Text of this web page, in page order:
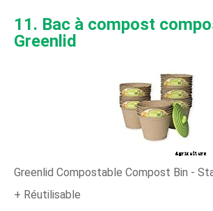
11. Bac à compost
Greenlid
Greenlid Compostable Compost Bin -
+ Réutilisable